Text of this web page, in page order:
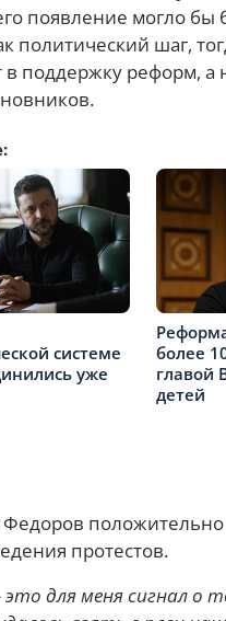
появление могло бы
политический шаг,
поддержку реформ, а
системе
уже
более
главой
детей
Федоров
протестов.
для меня сигнал о